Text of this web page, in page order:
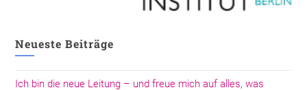
Neueste Beiträge
Ich bin die neue Leitung – und freue mich auf alles, was